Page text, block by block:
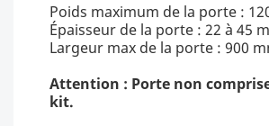
Poids maximum de la porte :
Épaisseur de la porte : 22 à 45
Largeur max de la porte : 900
Attention : Porte non
kit.